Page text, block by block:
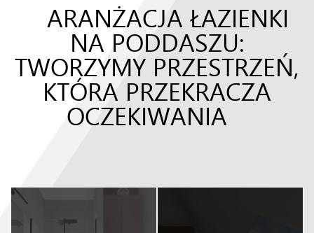
ARANŻACJA ŁAZIENKI
NA PODDASZU:
TWORZYMY PRZESTRZEŃ,
KTÓRA PRZEKRACZA
OCZEKIWANIA